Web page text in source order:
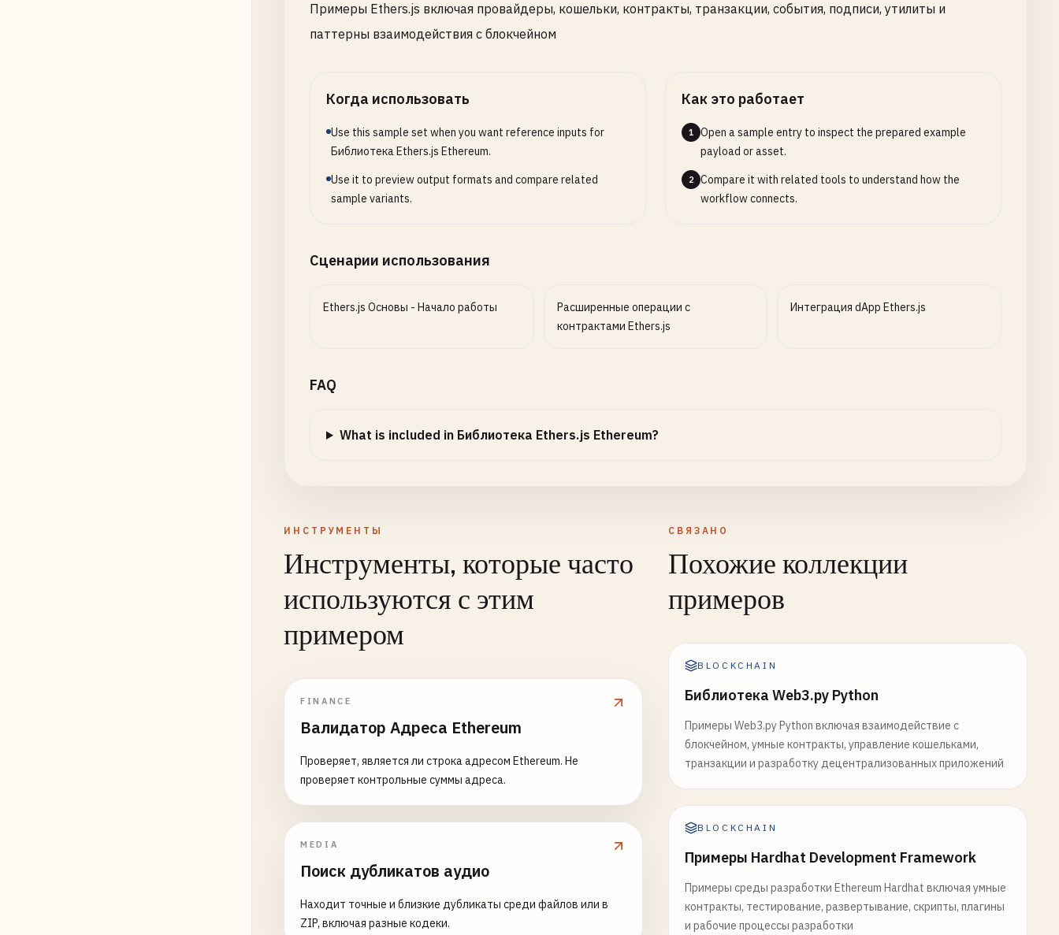
Примеры Ethers.js включая провайдеры, кошельки, контракты, транзакции, события, подписи, утилиты и
паттерны взаимодействия с блокчейном
Когда использовать
Use this sample set when you want reference inputs for
Библиотека Ethers.js Ethereum.
Use it to preview output formats and compare related
sample variants.
Как это работает
1
Open a sample entry to inspect the prepared example
payload or asset.
2
Compare it with related tools to understand how the
workflow connects.
Сценарии использования
Ethers.js Основы - Начало работы
Расширенные операции с
контрактами Ethers.js
Интеграция dApp Ethers.js
FAQ
What is included in Библиотека Ethers.js Ethereum?
ИНСТРУМЕНТЫ
Инструменты, которые часто
используются с этим
примером
FINANCE
Валидатор Адреса Ethereum
Проверяет, является ли строка адресом Ethereum. Не
проверяет контрольные суммы адреса.
MEDIA
Поиск дубликатов аудио
Находит точные и близкие дубликаты среди файлов или в
ZIP, включая разные кодеки.
СВЯЗАНО
Похожие коллекции
примеров
BLOCKCHAIN
Библиотека Web3.py Python
Примеры Web3.py Python включая взаимодействие с
блокчейном, умные контракты, управление кошельками,
транзакции и разработку децентрализованных приложений
BLOCKCHAIN
Примеры Hardhat Development Framework
Примеры среды разработки Ethereum Hardhat включая умные
контракты, тестирование, развертывание, скрипты, плагины
и рабочие процессы разработки